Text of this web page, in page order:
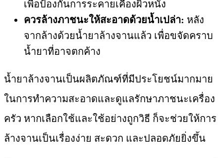
เพื่อป้องกันการระคายเคืองผิวหนัง
ควรล้างภาชนะให้สะอาดด้วยน้ำเปล่า: หลัง
จากล้างด้วยน้ำยาล้างจานแล้ว เพื่อขจัดคราบ
น้ำยาที่อาจตกค้าง
น้ำยาล้างจานเป็นผลิตภัณฑ์ที่มีประโยชน์มากมาย
ในการทำความสะอาดและดูแลรักษาภาชนะเครื่อง
ครัว หากเลือกใช้และใช้อย่างถูกวิธี ก็จะช่วยให้การ
ล้างจานเป็นเรื่องง่าย สะดวก และปลอดภัยยิ่งขึ้น